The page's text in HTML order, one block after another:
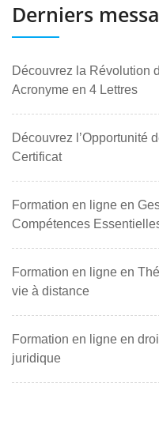
Derniers
Découvrez la Révolution
Acronyme en 4 Lettres
Découvrez l’Opportunité
Certificat
Formation en ligne en
Compétences
Formation en ligne en
vie à distance
Formation en ligne en
juridique